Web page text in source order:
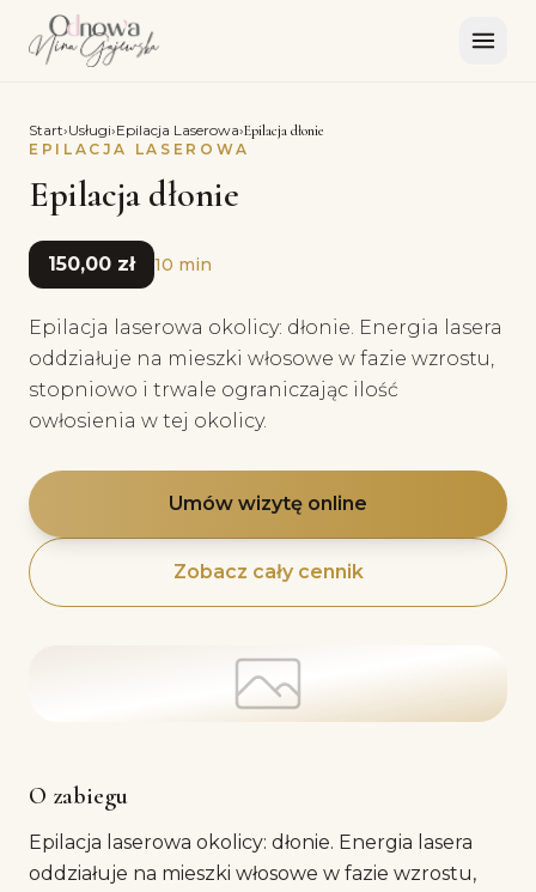
Start›Usługi›Epilacja Laserowa›Epilacja dłonie
EPILACJA LASEROWA
Epilacja dłonie
150,00 zł 10 min
Epilacja laserowa okolicy: dłonie. Energia lasera
oddziałuje na mieszki włosowe w fazie wzrostu,
stopniowo i trwale ograniczając ilość
owłosienia w tej okolicy.
Umów wizytę online
Zobacz cały cennik
O zabiegu
Epilacja laserowa okolicy: dłonie. Energia lasera
oddziałuje na mieszki włosowe w fazie wzrostu,